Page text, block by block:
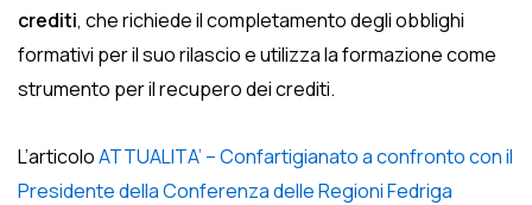
crediti, che richiede il completamento degli obblighi
formativi per il suo rilascio e utilizza la formazione come
strumento per il recupero dei crediti.
L’articoloATTUALITA’ – Confartigianato a confronto con il
Presidente della Conferenza delle Regioni Fedriga